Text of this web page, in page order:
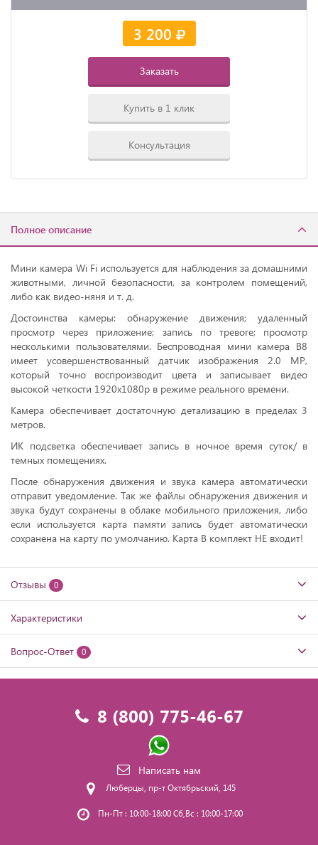
3 200
Заказать
Купить в 1 клик
Консультация
Полное описание
Мини камера Wi Fi используется для наблюдения за домашними
животными, личной безопасности, за контролем помещений,
либо как видео-няня и т. д.
Достоинства камеры: обнаружение движения; удаленный
просмотр через приложение; запись по тревоге; просмотр
несколькими пользователями. Беспроводная мини камера B8
имеет усовершенствованный датчик изображения 2.0 МР,
который точно воспроизводит цвета и записывает видео
высокой четкости 1920х1080р в режиме реального времени.
Камера обеспечивает достаточную детализацию в пределах 3
метров.
ИК подсветка обеспечивает запись в ночное время суток/ в
темных помещениях.
После обнаружения движения и звука камера автоматически
отправит уведомление. Так же файлы обнаружения движения и
звука будут сохранены в облаке мобильного приложения, либо
если используется карта памяти запись будет автоматически
сохранена на карту по умолчанию. Карта В комплект НЕ входит!
Отзывы 0
Характеристики
Вопрос-Ответ 0
8 (800) 775-46-67
Написать нам
Люберцы, пр-т Октябрьский, 145
Пн-Пт : 10:00-18:00 Сб,Вс : 10:00-17:00